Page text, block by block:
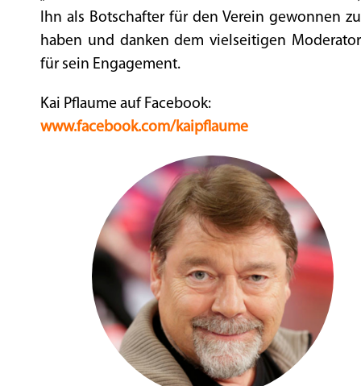
Ihn als Botschafter für den Verein gewonnen zu
haben und danken dem vielseitigen Moderator
für sein Engagement.
Kai Pflaume auf Facebook:
www.facebook.com/kaipflaume